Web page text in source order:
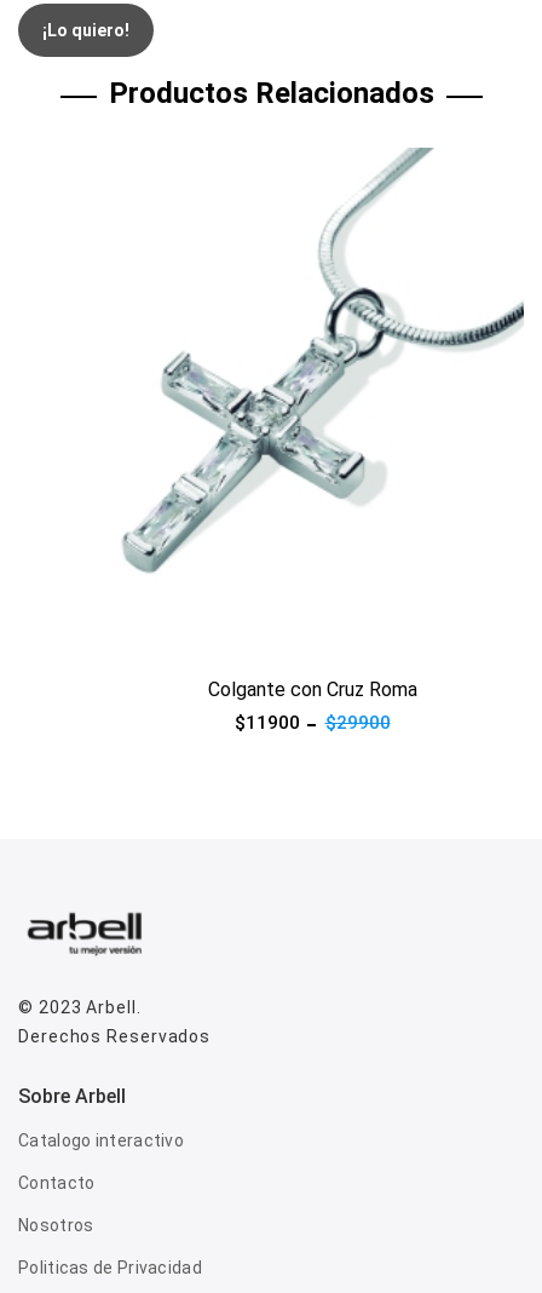
¡Lo quiero!
Productos Relacionados
Colgante con Cruz Roma
$11900 $29900
© 2023Arbell
Derechos Reservados
Sobre Arbell
Catalogo interactivo
Contacto
Nosotros
Politicas de Privacidad